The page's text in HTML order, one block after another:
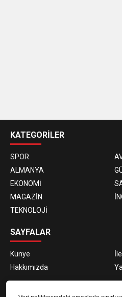
siteleri
KATEGORİLER
SPOR
ALMANYA
EKONOMİ
MAGAZİN
TEKNOLOJİ
SAYFALAR
Künye
Hakkımızda